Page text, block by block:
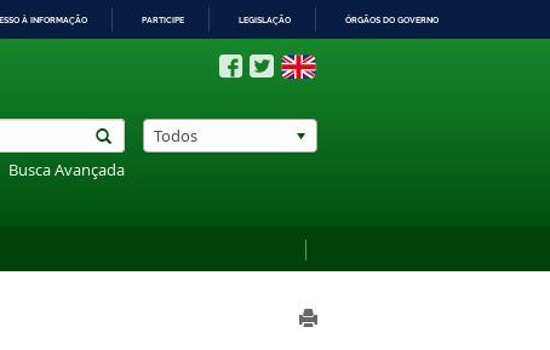
À INFORMAÇÃO PARTICIPE LEGISLAÇÃO ÓRGÃOS DO GOVERNO
Busca Avançada
Todos